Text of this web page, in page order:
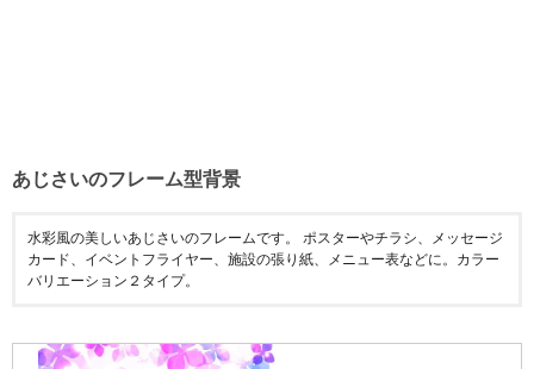
あじさいのフレーム型背景
水彩風の美しいあじさいのフレームです。 ポスターやチラシ、メッセージ
カード、イベントフライヤー、施設の張り紙、メニュー表などに。カラー
バリエーション２タイプ。